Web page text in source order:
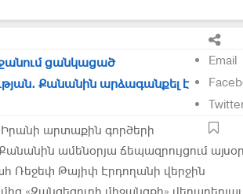
Email
ցանկացած
Քանանին արձագանքել է
Իրանի արտաքին գործերի
ամենօրյա ճեպազրույցում այսօր
Ռեջեփ Թայիփ Էրդողանի վերջին